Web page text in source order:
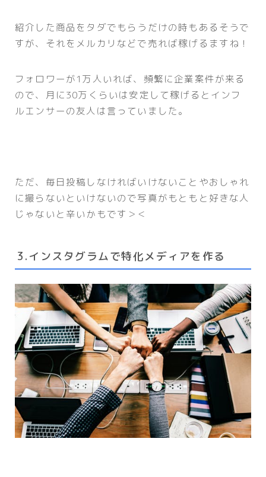
紹介した商品をタダでもらうだけの時もあるそうで
すが、それをメルカリなどで売れば稼げるますね！
フォロワーが1万人いれば、頻繁に企業案件が来る
ので、月に30万くらいは安定して稼げるとインフ
ルエンサーの友人は言っていました。
ただ、毎日投稿しなければいけないことやおしゃれ
に撮らないといけないので写真がもともと好きな人
じゃないと辛いかもです＞＜
3.インスタグラムで特化メディアを作る